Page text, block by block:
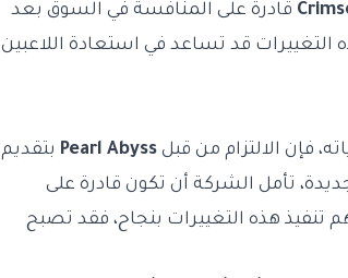
قادرة على المنافسة في السوق بعد
التغييرات قد تساعد في استعادة اللاعبين
فإن الالتزام من قبل Pearl Abyss بتقديم
تأمل الشركة أن تكون قادرة على
تنفيذ هذه التغييرات بنجاح، فقد تصبح